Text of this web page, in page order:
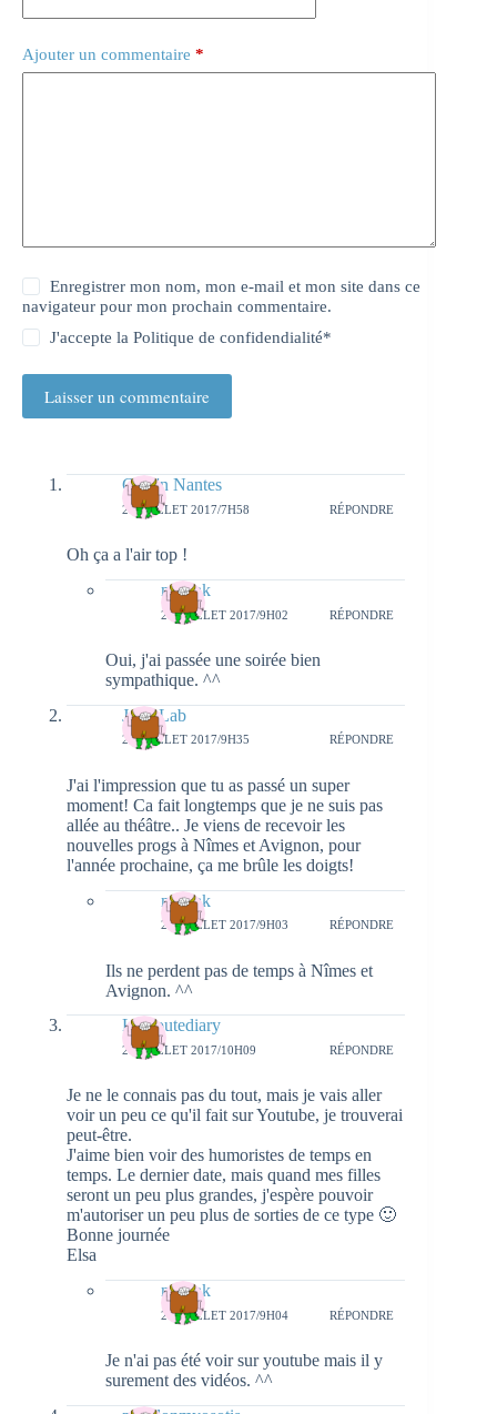
Ajouter un commentaire *
Enregistrer mon nom, mon e-mail et mon site dans ce
navigateur pour mon prochain commentaire.
J'accepte laPolitique de confidendialité*
Laisser un commentaire
Girls'n Nantes
27 JUILLET 2017/7H58 RÉPONDRE
Oh ça a l'air top !
natieak
28 JUILLET 2017/9H02 RÉPONDRE
Oui, j'ai passée une soirée bien
sympathique. ^^
Julie Lab
27 JUILLET 2017/9H35 RÉPONDRE
J'ai l'impression que tu as passé un super
moment! Ca fait longtemps que je ne suis pas
allée au théâtre.. Je viens de recevoir les
nouvelles progs à Nîmes et Avignon, pour
l'année prochaine, ça me brûle les doigts!
natieak
28 JUILLET 2017/9H03 RÉPONDRE
Ils ne perdent pas de temps à Nîmes et
Avignon. ^^
Louloutediary
27 JUILLET 2017/10H09 RÉPONDRE
Je ne le connais pas du tout, mais je vais aller
voir un peu ce qu'il fait sur Youtube, je trouverai
peut-être.
J'aime bien voir des humoristes de temps en
temps. Le dernier date, mais quand mes filles
seront un peu plus grandes, j'espère pouvoir
m'autoriser un peu plus de sorties de ce type 🙂
Bonne journée
Elsa
natieak
28 JUILLET 2017/9H04 RÉPONDRE
Je n'ai pas été voir sur youtube mais il y
surement des vidéos. ^^